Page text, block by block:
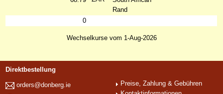
Rand
0
Wechselkurse vom 1-Aug-2026
Direktbestellung
orders@donberg.ie
Preise, Zahlung & Gebühren